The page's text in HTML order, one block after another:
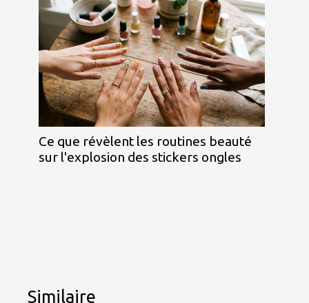
Ce que révèlent les routines beauté
sur l'explosion des stickers ongles
Similaire